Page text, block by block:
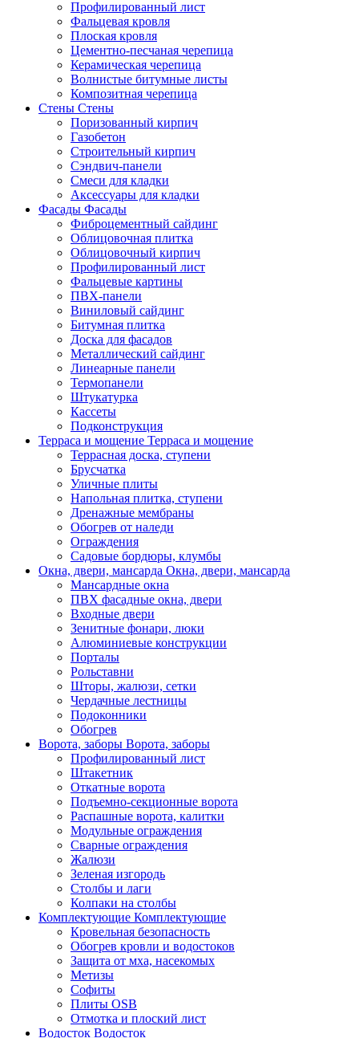
Профилированный лист
Фальцевая кровля
Плоская кровля
Цементно-песчаная черепица
Керамическая черепица
Волнистые битумные листы
Композитная черепица
Стены Стены
Поризованный кирпич
Газобетон
Строительный кирпич
Сэндвич-панели
Смеси для кладки
Аксессуары для кладки
Фасады Фасады
Фиброцементный сайдинг
Облицовочная плитка
Облицовочный кирпич
Профилированный лист
Фальцевые картины
ПВХ-панели
Виниловый сайдинг
Битумная плитка
Доска для фасадов
Металлический сайдинг
Линеарные панели
Термопанели
Штукатурка
Кассеты
Подконструкция
Терраса и мощение Терраса и мощение
Террасная доска, ступени
Брусчатка
Уличные плиты
Напольная плитка, ступени
Дренажные мембраны
Обогрев от наледи
Ограждения
Садовые бордюры, клумбы
Окна, двери, мансарда Окна, двери, мансарда
Мансардные окна
ПВХ фасадные окна, двери
Входные двери
Зенитные фонари, люки
Алюминиевые конструкции
Порталы
Рольставни
Шторы, жалюзи, сетки
Чердачные лестницы
Подоконники
Обогрев
Ворота, заборы Ворота, заборы
Профилированный лист
Штакетник
Откатные ворота
Подъемно-секционные ворота
Распашные ворота, калитки
Модульные ограждения
Сварные ограждения
Жалюзи
Зеленая изгородь
Столбы и лаги
Колпаки на столбы
Комплектующие Комплектующие
Кровельная безопасность
Обогрев кровли и водостоков
Защита от мха, насекомых
Метизы
Софиты
Плиты OSB
Отмотка и плоский лист
Водосток Водосток